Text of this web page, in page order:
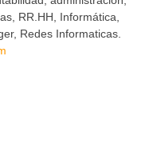
RR.HH, Informática,
Redes Informaticas.